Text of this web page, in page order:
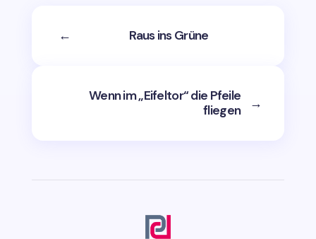
← Raus ins Grüne
Wenn im „Eifeltor“ die Pfeile
fliegen
→